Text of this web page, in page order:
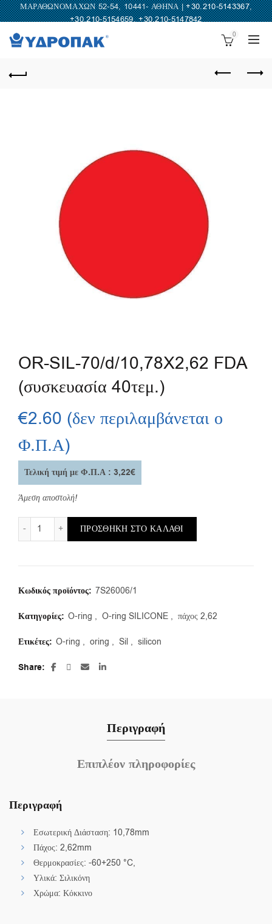
ΜΑΡΑΘΩΝΟΜΑΧΩΝ 52-54, 10441- ΑΘΗΝΑ |+30.210-5143367,
+30.210-5154659,+30.210-5147842
0
OR-SIL-70/d/10,78X2,62 FDA
(συσκευασία 40τεμ.)
€2.60 (δεν περιλαμβάνεται ο
Φ.Π.Α)
Τελική τιμή με Φ.Π.Α : 3,22€
Άμεση αποστολή!
OR-SIL-70/d/10,78X2,62 FDA (συσκευασία 40τεμ.) ποσότητα
ΠΡΟΣΘΉΚΗ ΣΤΟ ΚΑΛΆΘΙ
Κωδικός προϊόντος: 7S26006/1
Κατηγορίες: O-ring , O-ring SILICONE , πάχος 2,62
Ετικέτες: O-ring , oring , Sil , silicon
Share
Περιγραφή
Επιπλέον πληροφορίες
Περιγραφή
Εσωτερική Διάσταση: 10,78mm
Πάχος: 2,62mm
Θερμοκρασίες: -60+250 °C,
Υλικά: Σιλικόνη
Χρώμα: Κόκκινο